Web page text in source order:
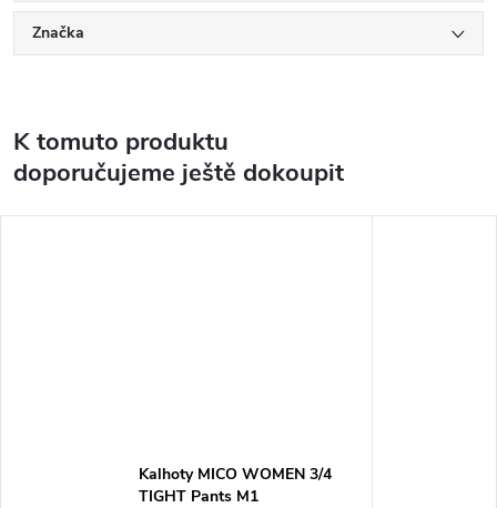
Značka
K tomuto produktu
doporučujeme ještě dokoupit
Kalhoty MICO WOMEN 3/4
TIGHT Pants M1